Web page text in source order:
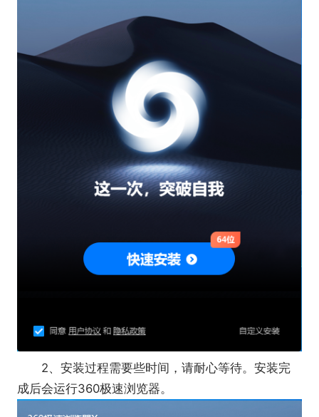
2、安装过程需要些时间，请耐心等待。安装完
成后会运行360极速浏览器。